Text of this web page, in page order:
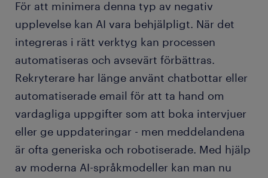
För att minimera denna typ av negativ
upplevelse kan AI vara behjälpligt. När det
integreras i rätt verktyg kan processen
automatiseras och avsevärt förbättras.
Rekryterare har länge använt chatbottar eller
automatiserade email för att ta hand om
vardagliga uppgifter som att boka intervjuer
eller ge uppdateringar - men meddelandena
är ofta generiska och robotiserade. Med hjälp
av moderna AI-språkmodeller kan man nu